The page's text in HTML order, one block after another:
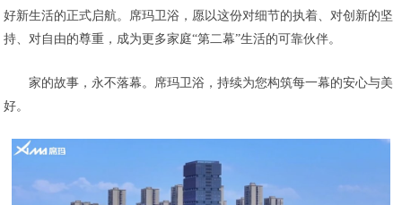
好新生活的正式启航。席玛卫浴，愿以这份对细节的执着、对创新的坚
持、对自由的尊重，成为更多家庭“第二幕”生活的可靠伙伴。
家的故事，永不落幕。席玛卫浴，持续为您构筑每一幕的安心与美
好。